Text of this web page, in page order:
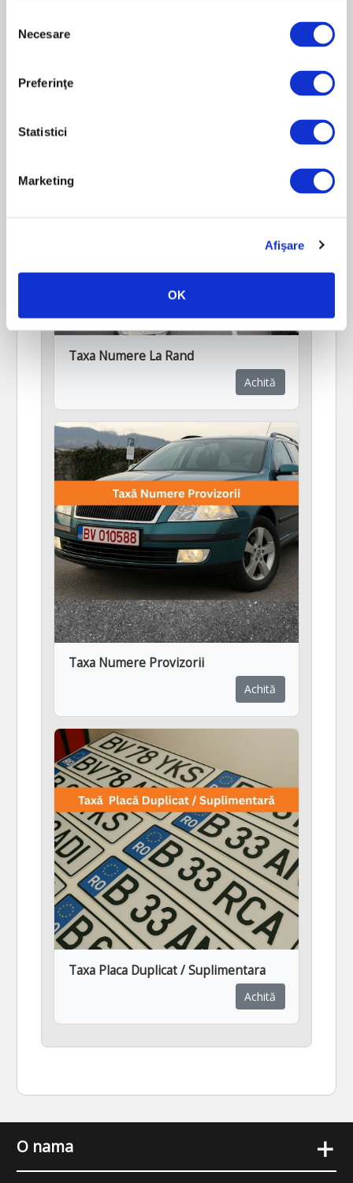
consimțământului
Necesare
Preferinţe
Statistici
Marketing
Afişare
OK
Taxa Numere La Rand
Achită
Taxa Numere Provizorii
Achită
Taxa Placa Duplicat / Suplimentara
Achită
O nama
+